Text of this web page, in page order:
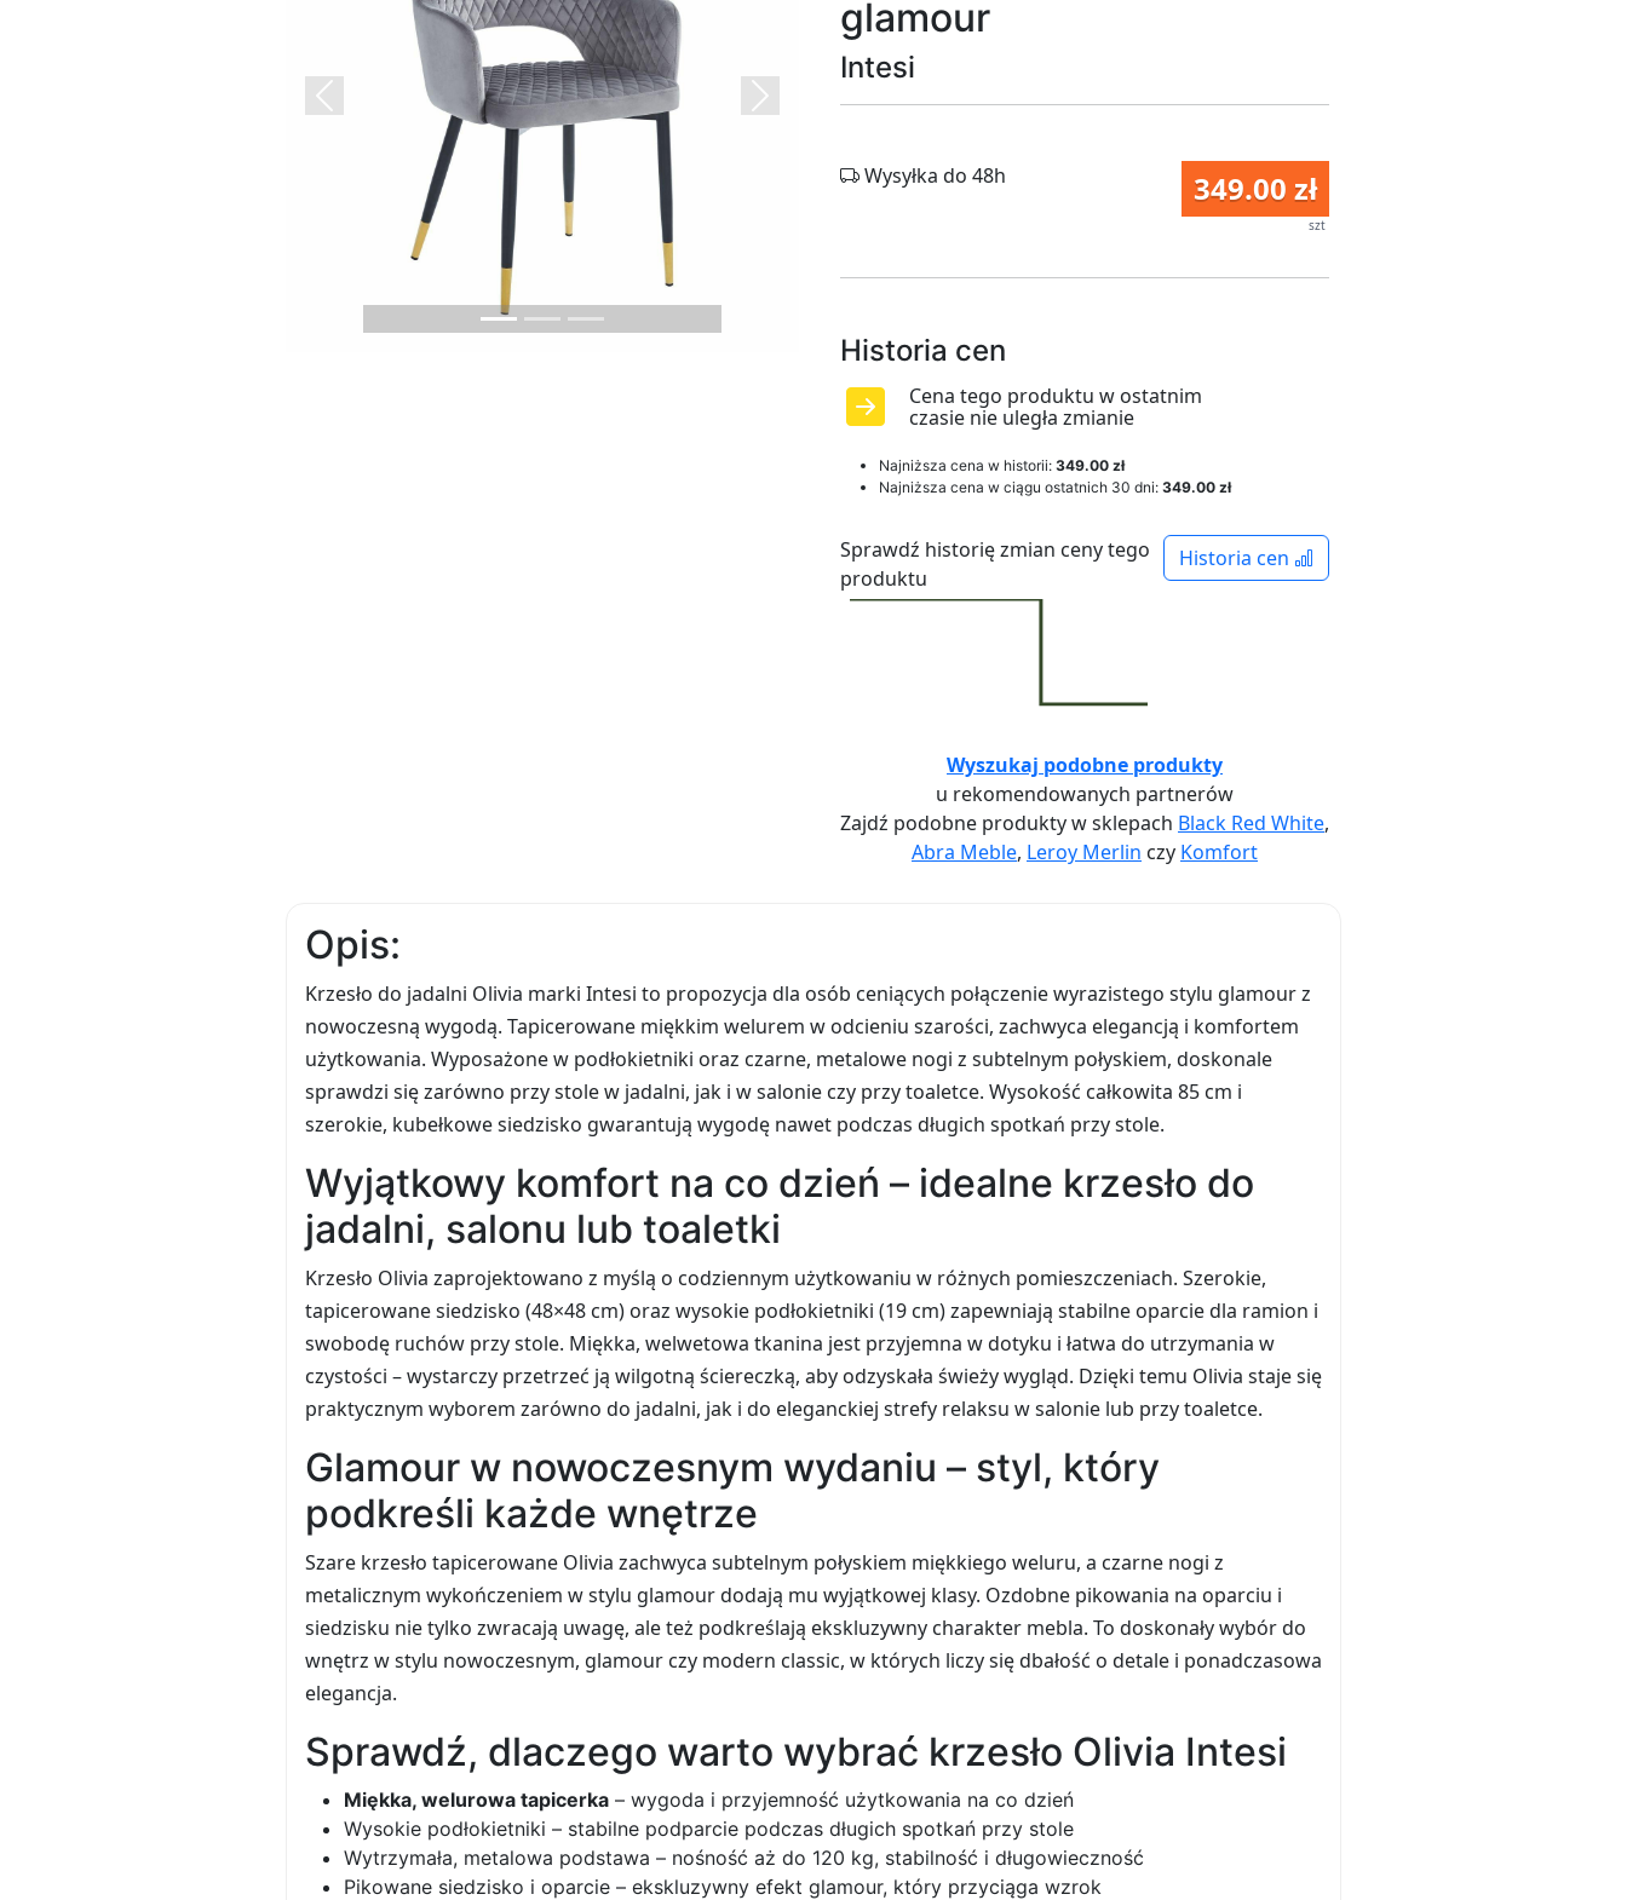
Previous Next
glamour
Intesi
349.00 zł
szt
Wysyłka do 48h
Historia cen
Cena tego produktu w ostatnim
czasie nie uległa zmianie
Najniższa cena w historii: 349.00 zł
Najniższa cena w ciągu ostatnich 30 dni: 349.00 zł
Historia cen
Sprawdź historię zmian ceny tego
produktu
Wyszukaj podobne produkty
u rekomendowanych partnerów
Zajdź podobne produkty w sklepach Black Red White,
Abra Meble, Leroy Merlin czy Komfort
Opis:
Krzesło do jadalni Olivia marki Intesi to propozycja dla osób ceniących połączenie wyrazistego stylu glamour z
nowoczesną wygodą. Tapicerowane miękkim welurem w odcieniu szarości, zachwyca elegancją i komfortem
użytkowania. Wyposażone w podłokietniki oraz czarne, metalowe nogi z subtelnym połyskiem, doskonale
sprawdzi się zarówno przy stole w jadalni, jak i w salonie czy przy toaletce. Wysokość całkowita 85 cm i
szerokie, kubełkowe siedzisko gwarantują wygodę nawet podczas długich spotkań przy stole.
Wyjątkowy komfort na co dzień – idealne krzesło do
jadalni, salonu lub toaletki
Krzesło Olivia zaprojektowano z myślą o codziennym użytkowaniu w różnych pomieszczeniach. Szerokie,
tapicerowane siedzisko (48×48 cm) oraz wysokie podłokietniki (19 cm) zapewniają stabilne oparcie dla ramion i
swobodę ruchów przy stole. Miękka, welwetowa tkanina jest przyjemna w dotyku i łatwa do utrzymania w
czystości – wystarczy przetrzeć ją wilgotną ściereczką, aby odzyskała świeży wygląd. Dzięki temu Olivia staje się
praktycznym wyborem zarówno do jadalni, jak i do eleganckiej strefy relaksu w salonie lub przy toaletce.
Glamour w nowoczesnym wydaniu – styl, który
podkreśli każde wnętrze
Szare krzesło tapicerowane Olivia zachwyca subtelnym połyskiem miękkiego weluru, a czarne nogi z
metalicznym wykończeniem w stylu glamour dodają mu wyjątkowej klasy. Ozdobne pikowania na oparciu i
siedzisku nie tylko zwracają uwagę, ale też podkreślają ekskluzywny charakter mebla. To doskonały wybór do
wnętrz w stylu nowoczesnym, glamour czy modern classic, w których liczy się dbałość o detale i ponadczasowa
elegancja.
Sprawdź, dlaczego warto wybrać krzesło Olivia Intesi
Miękka, welurowa tapicerka – wygoda i przyjemność użytkowania na co dzień
Wysokie podłokietniki – stabilne podparcie podczas długich spotkań przy stole
Wytrzymała, metalowa podstawa – nośność aż do 120 kg, stabilność i długowieczność
Pikowane siedzisko i oparcie – ekskluzywny efekt glamour, który przyciąga wzrok